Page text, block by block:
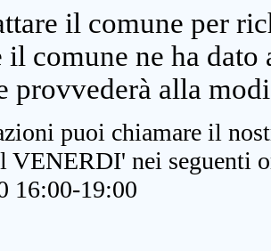
il comune per
il comune ne ha
provvederà alla
puoi chiamare il
VENERDI' nei seguenti
16:00-19:00